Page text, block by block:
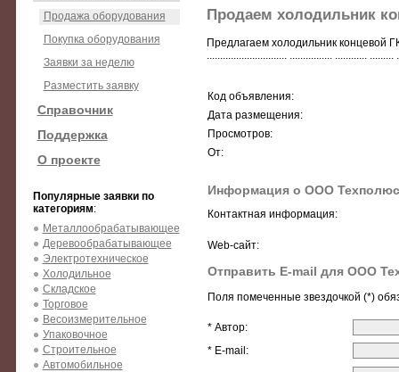
Продажа оборудования
Покупка оборудования
Заявки за неделю
Разместить заявку
Справочник
Поддержка
О проекте
Популярные заявки по
категориям:
Металлообрабатывающее
Деревообрабатывающее
Электротехническое
Холодильное
Складское
Торговое
Весоизмерительное
Упаковочное
Строительное
Автомобильное
Продаем холодильник
Предлагаем холодильник концевой
.............................. ................ ............ .........
Код объявления:
Дата размещения:
Просмотров:
От:
Информация о ООО Техполюс
Контактная информация:
Web-сайт:
Отправить E-mail для ООО
Поля помеченные звездочкой (*)
* Автор:
* E-mail: